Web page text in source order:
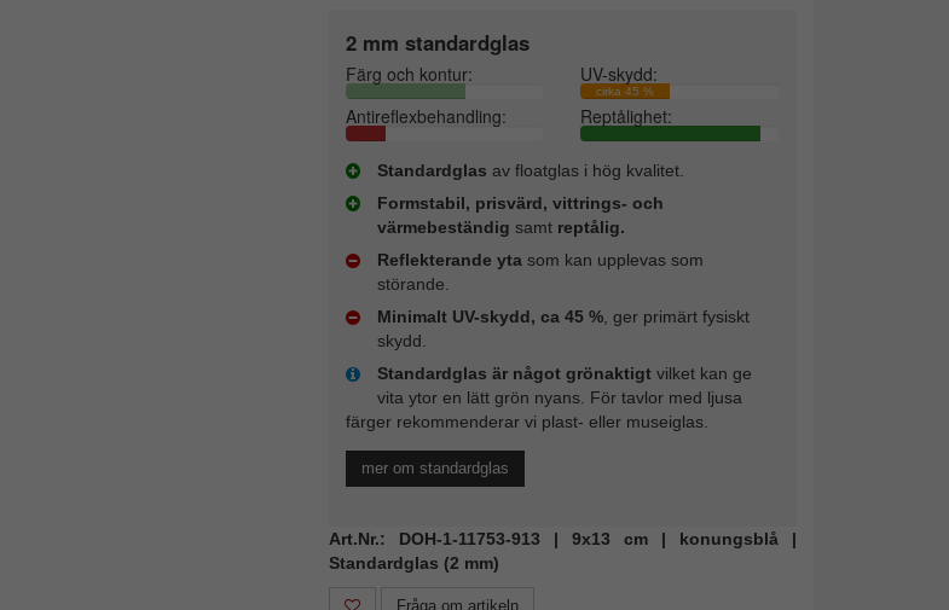
2 mm standardglas
Färg och kontur: UV-skydd:
cirka 45 %
Antireflexbehandling: Reptålighet:
Standardglas av floatglas i hög kvalitet.
Formstabil, prisvärd, vittrings- och
värmebeständig samt reptålig.
Reflekterande yta som kan upplevas som
störande.
Minimalt UV-skydd, ca 45 %, ger primärt fysiskt
skydd.
Standardglas är något grönaktigtvilket kan ge
vita ytor en lätt grön nyans. För tavlor med ljusa
färger rekommenderar vi plast- eller museiglas.
mer om standardglas
Art.Nr.: DOH-1-11753-913 | 9x13 cm | konungsblå |
Standardglas (2 mm)
Fråga om artikeln